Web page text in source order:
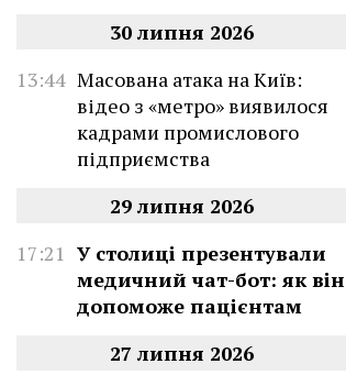
30 липня 2026
13:44 Масована атака на Київ:
відео з «метро» виявилося
кадрами промислового
підприємства
29 липня 2026
17:21 У столиці презентували
медичний чат-бот: як він
допоможе пацієнтам
27 липня 2026